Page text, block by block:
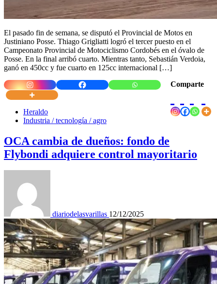
El pasado fin de semana, se disputó el Provincial de Motos en
Justiniano Posse. Thiago Grigliatti logró el tercer puesto en el
Campeonato Provincial de Motociclismo Cordobés en el óvalo de
Posse. En la final arribó cuarto. Mientras tanto, Sebastián Verdoia,
ganó en 450cc y fue cuarto en 125cc internacional […]
Comparte
Heraldo
Industria / tecnología / agro
OCA cambia de dueños: fondo de
Flybondi adquiere control mayoritario
diariodelasvarillas 12/12/2025